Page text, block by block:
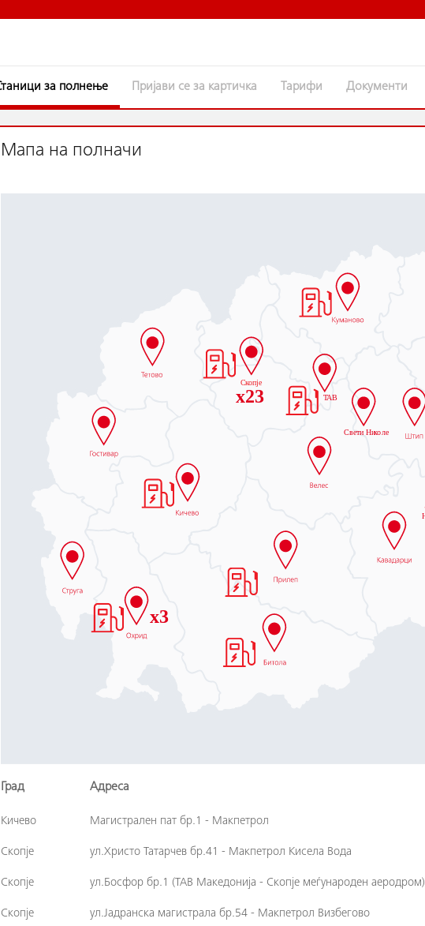
Станици за полнење Пријави се за картичка Тарифи Документи
Мапа на полначи
Град Адреса
Кичево Магистрален пат бр.1 - Макпетрол
Скопје ул.Христо Татарчев бр.41 - Макпетрол Кисела Вода
Скопје ул.Босфор бр.1 (ТАВ Македонија - Скопје меѓународен аеродром)
Скопје ул.Јадранска магистрала бр.54 - Макпетрол Визбегово